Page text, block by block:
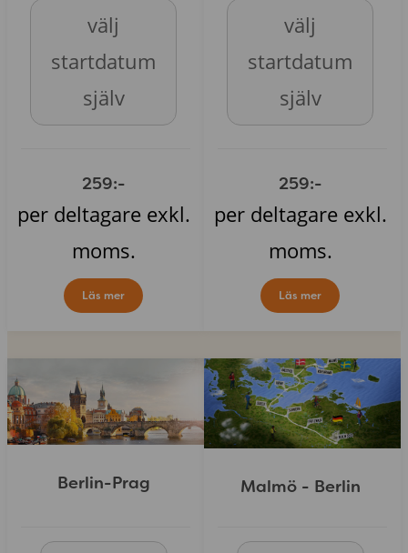
välj
startdatum
själv
259:-
per deltagare exkl.
moms.
Läs mer
välj
startdatum
själv
259:-
per deltagare exkl.
moms.
Läs mer
Berlin-Prag Malmö - Berlin